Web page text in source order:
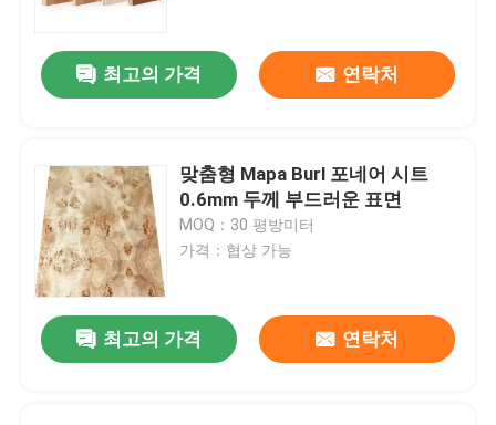
최고의 가격 연락처
맞춤형 Mapa Burl 포네어 시트
0.6mm 두께 부드러운 표면
MOQ：30 평방미터
가격：협상 가능
최고의 가격 연락처